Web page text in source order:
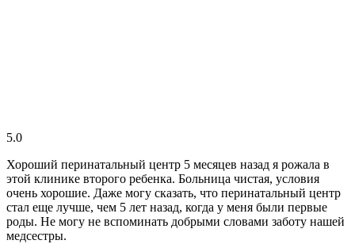
5.0
Хороший перинатальный центр 5 месяцев назад я рожала в
этой клинике второго ребенка. Больница чистая, условия
очень хорошие. Даже могу сказать, что перинатальный центр
стал еще лучше, чем 5 лет назад, когда у меня были первые
роды. Не могу не вспоминать добрыми словами заботу нашей
медсестры.